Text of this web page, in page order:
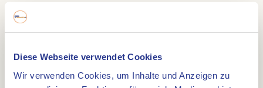
Diese Webseite verwendet Cookies
Wir verwenden Cookies, um Inhalte und Anzeigen zu
Diese, aus dem 14. Jahrhundert stammende,
altgotische Kapelle mit einem reich stucplafond im
Geschichte.
Diese Geschichte hat in der Caroluskapelle viele